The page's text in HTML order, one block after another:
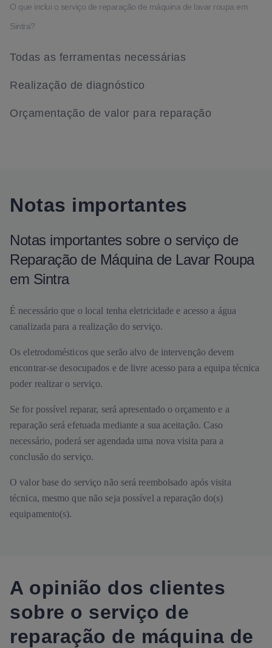
O que inclui o serviço de reparação de máquina de lavar roupa em
Sintra?
Todas as ferramentas necessárias
Realização de diagnóstico
Orçamentação de valor para reparação
Notas importantes
Notas importantes sobre o serviço de
Reparação de Máquina de Lavar Roupa
em Sintra
É necessário que o local tenha eletricidade e acesso a água
canalizada para a realização do serviço.
Os eletrodomésticos que serão alvo de intervenção devem
encontrar-se desocupados e de livre acesso para a equipa técnica
poder realizar o serviço.
Se for possível reparar, será apresentado o orçamento e a
reparação será efetuada mediante a sua aceitação. Caso
necessário, poderá ser agendada uma nova visita para a
conclusão do serviço.
O valor base do serviço não será reembolsado após visita
técnica, mesmo que não seja possível a reparação do(s)
equipamento(s).
A opinião dos clientes
sobre o serviço de
reparação de máquina de